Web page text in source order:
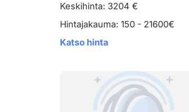
Keskihinta: 3204 €
Hintajakauma: 150 - 21600€
Katso hinta